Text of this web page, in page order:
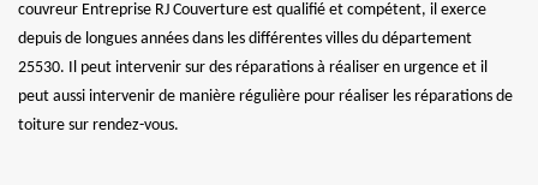
couvreur Entreprise RJ Couverture est qualifié et compétent, il exerce
depuis de longues années dans les différentes villes du département
25530. Il peut intervenir sur des réparations à réaliser en urgence et il
peut aussi intervenir de manière régulière pour réaliser les réparations de
toiture sur rendez-vous.